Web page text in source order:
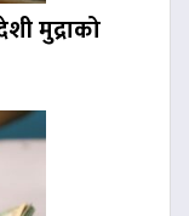
मुद्राको